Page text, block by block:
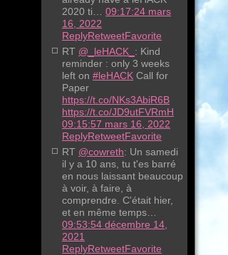
2020 ti…
09:17:24 mars
16, 2022
ReplyRetweetFavorite
RT @_leHACK_ : Kind
reminder : only 3 weeks
left on #leHACK Call for
Paper
https://t.co/NKs3AbiR6B
https://t.co/JD9utFVRmH
09:15:57 mars 16, 2022
ReplyRetweetFavorite
RT @cowreth: Un samedi
il y a 10 ans, tu t'es barré
en nous laissant beaucoup
à voir, à faire, à
comprendre. C'était hier,
et en même temps…
09:53:54 décembre 14,
2021
ReplyRetweetFavorite